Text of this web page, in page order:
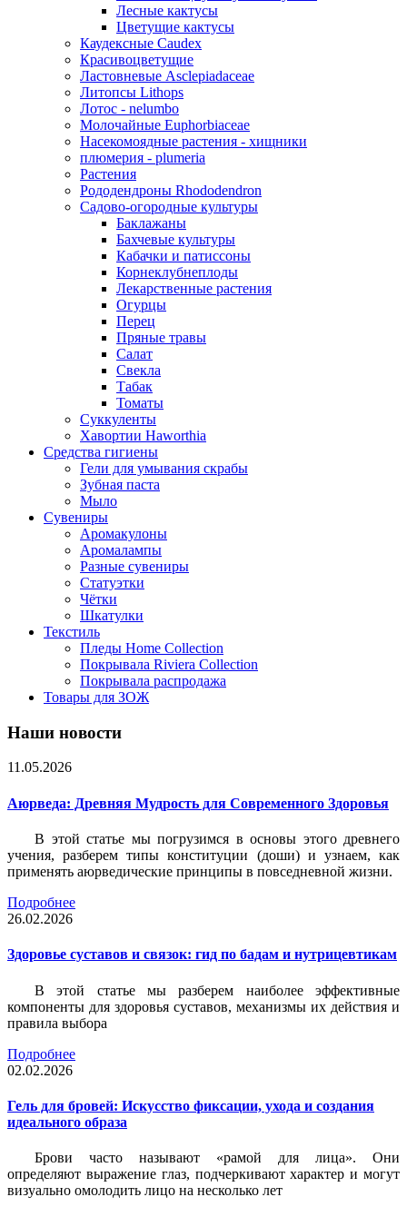
Лесные кактусы
Цветущие кактусы
Каудексные Caudex
Красивоцветущие
Ластовневые Asclepiadaceae
Литопсы Lithops
Лотос - nelumbo
Молочайные Euphorbiaceae
Насекомоядные растения - хищники
плюмерия - plumeria
Растения
Рододендроны Rhododendron
Садово-огородные культуры
Баклажаны
Бахчевые культуры
Кабачки и патиссоны
Корнеклубнеплоды
Лекарственные растения
Огурцы
Перец
Пряные травы
Салат
Свекла
Табак
Томаты
Суккуленты
Хавортии Haworthia
Средства гигиены
Гели для умывания скрабы
Зубная паста
Мыло
Сувениры
Аромакулоны
Аромалампы
Разные сувениры
Статуэтки
Чётки
Шкатулки
Текстиль
Пледы Home Collection
Покрывала Riviera Collection
Покрывала распродажа
Товары для ЗОЖ
Наши новости
11.05.2026
Аюрведа: Древняя Мудрость для Современного Здоровья
В этой статье мы погрузимся в основы этого древнего
учения, разберем типы конституции (доши) и узнаем, как
применять аюрведические принципы в повседневной жизни.
Подробнее
26.02.2026
Здоровье суставов и связок: гид по бадам и нутрицевтикам
В этой статье мы разберем наиболее эффективные
компоненты для здоровья суставов, механизмы их действия и
правила выбора
Подробнее
02.02.2026
Гель для бровей: Искусство фиксации, ухода и создания
идеального образа
Брови часто называют «рамой для лица». Они
определяют выражение глаз, подчеркивают характер и могут
визуально омолодить лицо на несколько лет